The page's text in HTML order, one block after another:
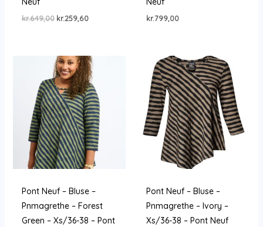
kr.649,00 Den
kr.649,00.
kr.259,60Den
kr.259,60.
kr.799,00
Pont Neuf – Bluse –
Pnmagrethe – Forest
Green – Xs/36-38 – Pont
Pont Neuf – Bluse –
Pnmagrethe – Ivory –
Xs/36-38 – Pont Neuf